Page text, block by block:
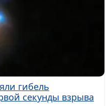
гибель
секунды взрыва